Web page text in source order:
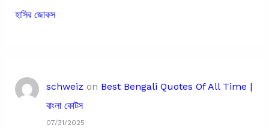
হাসির জোকস
schweiz on Best Bengali Quotes Of All Time |
বাংলা কোটস
07/31/2025